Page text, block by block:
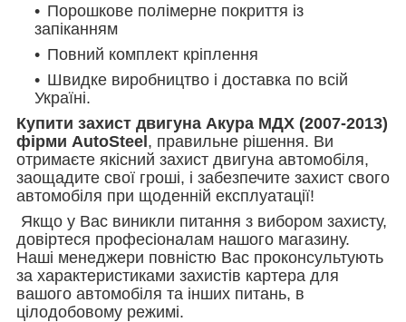
Порошкове полімерне покриття із
запіканням
Повний комплект кріплення
Швидке виробництво і доставка по всій
Україні.
Купити захист двигуна Акура МДХ (2007-2013)
фірми AutoSteel, правильне рішення. Ви
отримаєте якісний захист двигуна автомобіля,
заощадите свої гроші, і забезпечите захист свого
автомобіля при щоденній експлуатації!
Якщо у Вас виникли питання з вибором захисту,
довіртеся професіоналам нашого магазину.
Наші менеджери повністю Вас проконсультують
за характеристиками захистів картера для
вашого автомобіля та інших питань, в
цілодобовому режимі.